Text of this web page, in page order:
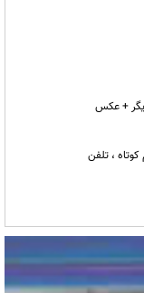
+ عکس
کوتاه ، تلفن